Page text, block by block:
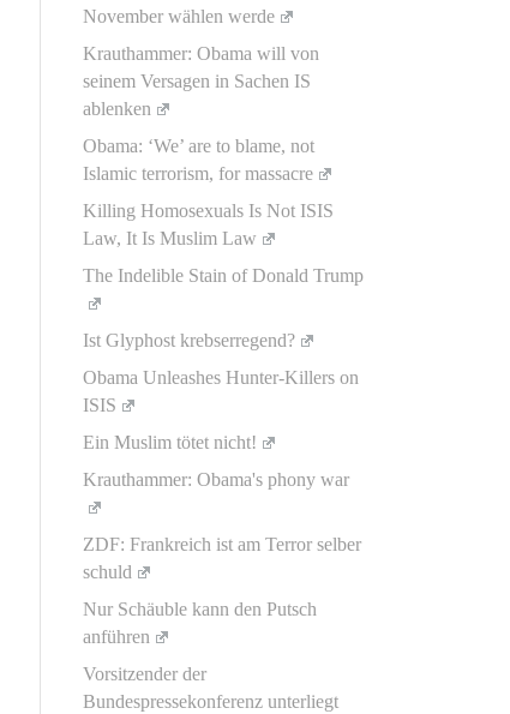
November wählen werde
Krauthammer: Obama will von
seinem Versagen in Sachen IS
ablenken
Obama: ‘We’ are to blame, not
Islamic terrorism, for massacre
Killing Homosexuals Is Not ISIS
Law, It Is Muslim Law
The Indelible Stain of Donald Trump
Ist Glyphost krebserregend?
Obama Unleashes Hunter-Killers on
ISIS
Ein Muslim tötet nicht!
Krauthammer: Obama's phony war
ZDF: Frankreich ist am Terror selber
schuld
Nur Schäuble kann den Putsch
anführen
Vorsitzender der
Bundespressekonferenz unterliegt